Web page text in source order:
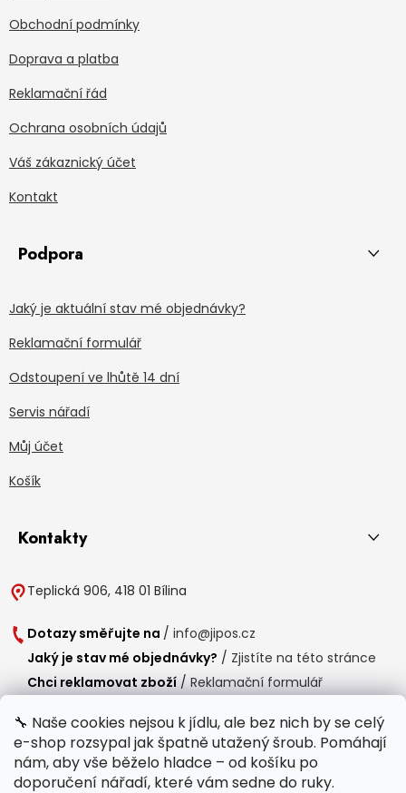
🔧 Naše cookies nejsou k jídlu, ale bez nich by se celý
e-shop rozsypal jak špatně utažený šroub. Pomáhají
nám, aby vše běželo hladce – od košíku po
doporučení nářadí, které vám sedne do ruky.
Obchodní podmínky
Doprava a platba
Reklamační řád
Ochrana osobních údajů
Váš zákaznický účet
Kontakt
Podpora
Jaký je aktuální stav mé objednávky?
Reklamační formulář
Odstoupení ve lhůtě 14 dní
Servis nářadí
Můj účet
Košík
Kontakty
Teplická 906, 418 01 Bílina
Dotazy směřujte na / info@jipos.cz
Jaký je stav mé objednávky? / Zjistíte na této stránce
Chci reklamovat zboží / Reklamační formulář
Provozní doba
Po-Čt / 8:00 - 15:00